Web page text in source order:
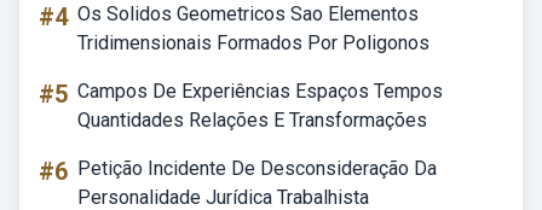
#4 Os Solidos Geometricos Sao Elementos
Tridimensionais Formados Por Poligonos
#5 Campos De Experiências Espaços Tempos
Quantidades Relações E Transformações
#6 Petição Incidente De Desconsideração Da
Personalidade Jurídica Trabalhista